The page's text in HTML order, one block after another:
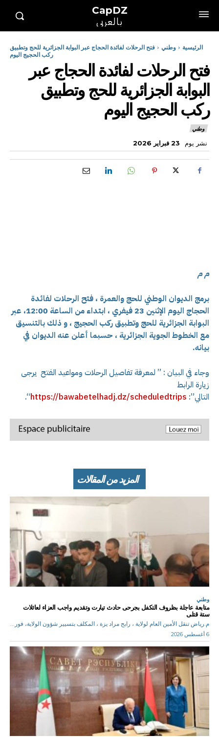
CapDZ
بالعربي
الرئيسية وطني
فتح الرحلات لفائدة الحجاج عبر البوابة الجزائرية للحج وتطبيق
ركب الحجيج اليوم
فتح الرحلات لفائدة الحجاج عبر
البوابة الجزائرية للحج وتطبيق
ركب الحجيج اليوم
وطني
نشر يوم 23 فبراير 2026
م م
برمج الديوان الوطني للحج والعمرة ، فتح الرحلات لفائدة
الحجاج اليوم الإثنين 23 فيفري ، ابتداء من الساعة 12:00، عبر
البوابة الجزائرية للحج وتطبيق ركب الحجيج ، و ذلك بالتنسيق
مع الخطوط الجوية الجزائرية ، حسبما أعلن عنه الديوان في
بيانه.
وجاء في البيان : ” لمعرفة تفاصيل الرحلات ومواعيد الفتح يرجى
زيارة الرابط
التالي”: https://bawabetelhadj.dz/scheduledtrips
“.
المزيد من المقالات
وطني
متابعة عاجلة بظروف التكفل بجرحى حادث تيارت وتقديم واجب العزاء لعائلات
ستة قتلى
م.رياض تنقل الأمين العام لولاية ، رابح مراد يزة ، المكلف بتسيير شؤون الولاية، فور...
6 أغسطس 2026